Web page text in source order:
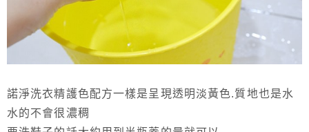
諾淨洗衣精護色配方一樣是呈現透明淡黃色.質地也是水
水的不會很濃稠